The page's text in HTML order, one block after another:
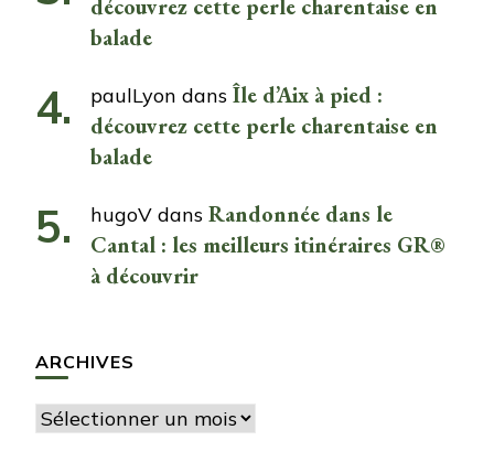
découvrez cette perle charentaise en
balade
paulLyon dans Île d’Aix à pied :
découvrez cette perle charentaise en
balade
hugoV dans Randonnée dans le
Cantal : les meilleurs itinéraires GR®
à découvrir
ARCHIVES
Archives